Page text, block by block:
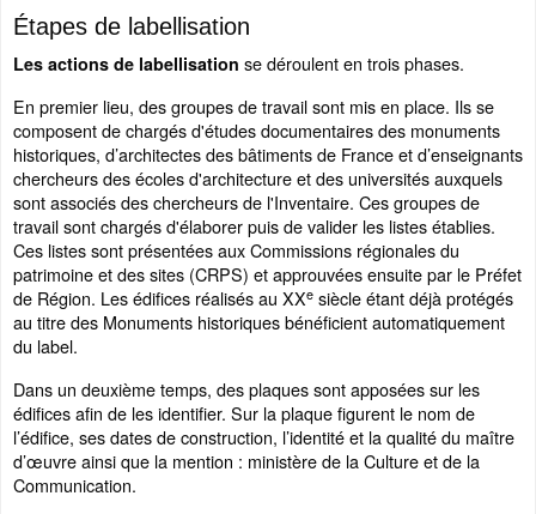
Étapes de labellisation
Les actions de labellisation se déroulent en trois phases.
En premier lieu, des groupes de travail sont mis en place. Ils se
composent de chargés d'études documentaires des monuments
historiques, d’architectes des bâtiments de France et d’enseignants
chercheurs des écoles d'architecture et des universités auxquels
sont associés des chercheurs de l'Inventaire. Ces groupes de
travail sont chargés d'élaborer puis de valider les listes établies.
Ces listes sont présentées aux Commissions régionales du
patrimoine et des sites (CRPS) et approuvées ensuite par le Préfet
de Région. Les édifices réalisés au XXe siècle étant déjà protégés
au titre des Monuments historiques bénéficient automatiquement
du label.
Dans un deuxième temps, des plaques sont apposées sur les
édifices afin de les identifier. Sur la plaque figurent le nom de
l’édifice, ses dates de construction, l’identité et la qualité du maître
d’œuvre ainsi que la mention : ministère de la Culture et de la
Communication.